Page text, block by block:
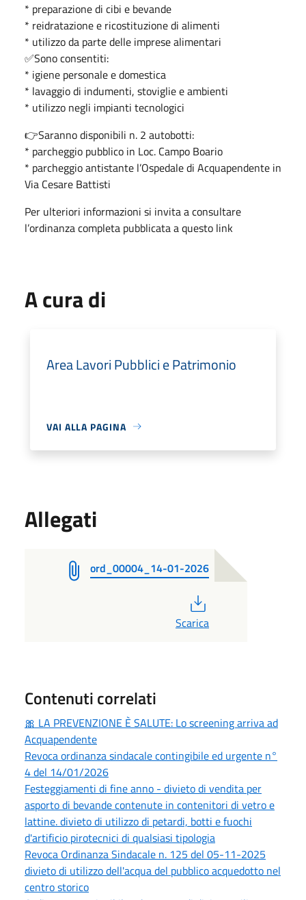
* preparazione di cibi e bevande
* reidratazione e ricostituzione di alimenti
* utilizzo da parte delle imprese alimentari
✅Sono consentiti:
* igiene personale e domestica
* lavaggio di indumenti, stoviglie e ambienti
* utilizzo negli impianti tecnologici
👉Saranno disponibili n. 2 autobotti:
* parcheggio pubblico in Loc. Campo Boario
* parcheggio antistante l’Ospedale di Acquapendente in
Via Cesare Battisti
Per ulteriori informazioni si invita a consultare
l’ordinanza completa pubblicata a questo link
A cura di
Area Lavori Pubblici e Patrimonio
VAI ALLA PAGINA
Allegati
ord_00004_14-01-2026
Scarica
Contenuti correlati
🎀 LA PREVENZIONE È SALUTE: Lo screening arriva ad
Acquapendente
Revoca ordinanza sindacale contingibile ed urgente n°
4 del 14/01/2026
Festeggiamenti di fine anno - divieto di vendita per
asporto di bevande contenute in contenitori di vetro e
lattine. divieto di utilizzo di petardi, botti e fuochi
d'artificio pirotecnici di qualsiasi tipologia
Revoca Ordinanza Sindacale n. 125 del 05-11-2025
divieto di utilizzo dell'acqua del pubblico acquedotto nel
centro storico